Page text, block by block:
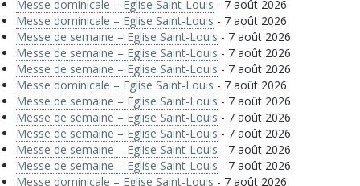
Messe dominicale – Eglise Saint-Louis - 7 août 2026
Messe dominicale – Eglise Saint-Louis - 7 août 2026
Messe de semaine – Eglise Saint-Louis - 7 août 2026
Messe de semaine – Eglise Saint-Louis - 7 août 2026
Messe de semaine – Eglise Saint-Louis - 7 août 2026
Messe dominicale – Eglise Saint-Louis - 7 août 2026
Messe de semaine – Eglise Saint-Louis - 7 août 2026
Messe de semaine – Eglise Saint-Louis - 7 août 2026
Messe de semaine – Eglise Saint-Louis - 7 août 2026
Messe de semaine – Eglise Saint-Louis - 7 août 2026
Messe de semaine – Eglise Saint-Louis - 7 août 2026
Messe dominicale – Eglise Saint-Louis - 7 août 2026